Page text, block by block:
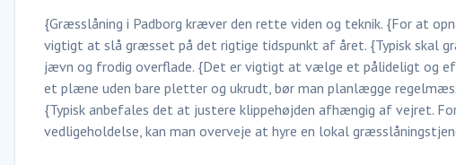
{Græsslåning i Padborg kræver den rette viden og teknik. {For at
vigtigt at slå græsset på det rigtige tidspunkt af året. {Typisk skal
jævn og frodig overflade. {Det er vigtigt at vælge et pålideligt og
et plæne uden bare pletter og ukrudt, bør man planlægge
{Typisk anbefales det at justere klippehøjden afhængig af vejret.
vedligeholdelse, kan man overveje at hyre en lokal